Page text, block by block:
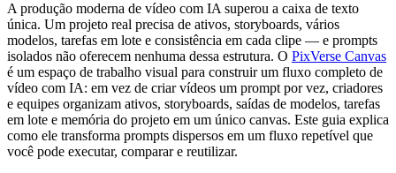
A produção moderna de vídeo com IA superou a caixa de texto
única. Um projeto real precisa de ativos, storyboards, vários
modelos, tarefas em lote e consistência em cada clipe — e prompts
isolados não oferecem nenhuma dessa estrutura. O PixVerse Canvas
é um espaço de trabalho visual para construir um fluxo completo de
vídeo com IA: em vez de criar vídeos um prompt por vez, criadores
e equipes organizam ativos, storyboards, saídas de modelos, tarefas
em lote e memória do projeto em um único canvas. Este guia explica
como ele transforma prompts dispersos em um fluxo repetível que
você pode executar, comparar e reutilizar.